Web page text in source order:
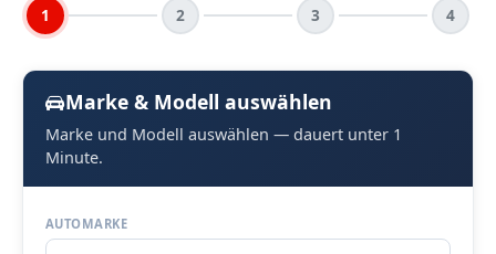
1 2 3 4
Marke & Modell auswählen
Marke und Modell auswählen — dauert unter 1
Minute.
AUTOMARKE